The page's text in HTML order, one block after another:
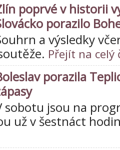
poprvé v historii
porazilo
a výsledky
Přejít na celý
porazila
sobotu jsou na
už v šestnáct